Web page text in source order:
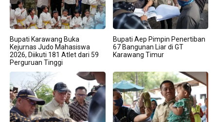
Bupati Karawang Buka
Kejurnas Judo Mahasiswa
2026, Diikuti 181 Atlet dari 59
Perguruan Tinggi
Bupati Aep Pimpin Penertiban
67 Bangunan Liar di GT
Karawang Timur